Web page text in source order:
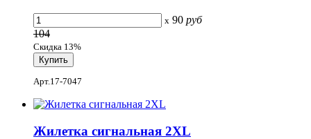
x 90 руб
104
Скидка 13%
Арт.17-7047
Жилетка сигнальная 2XL